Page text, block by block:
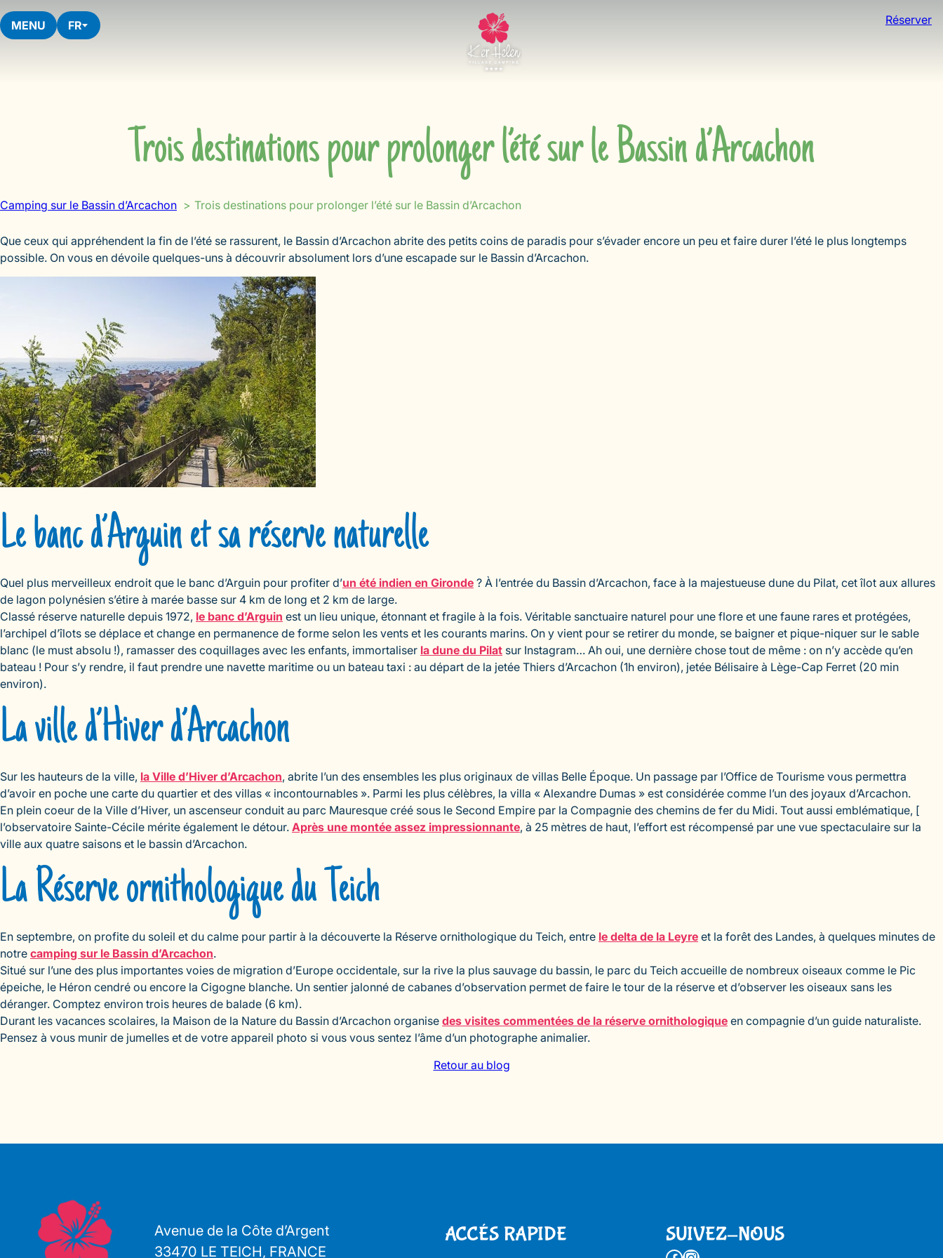
Aller
au
contenu
MENU FR Réserver
Trois destinations pour prolonger l’été sur le Bassin d’Arcachon
Camping sur le Bassin d’Arcachon Trois destinations pour prolonger l’été sur le Bassin d’Arcachon
Que ceux qui appréhendent la fin de l’été se rassurent, le Bassin d’Arcachon abrite des petits coins de paradis pour s’évader encore un peu et faire durer l’été le plus longtemps
possible. On vous en dévoile quelques-uns à découvrir absolument lors d’une escapade sur le Bassin d’Arcachon.
Le banc d’Arguin et sa réserve naturelle
Quel plus merveilleux endroit que le banc d’Arguin pour profiter d’un été indien en Gironde ? À l’entrée du Bassin d’Arcachon, face à la majestueuse dune du Pilat, cet îlot aux allures
de lagon polynésien s’étire à marée basse sur 4 km de long et 2 km de large.
Classé réserve naturelle depuis 1972, le banc d’Arguin est un lieu unique, étonnant et fragile à la fois. Véritable sanctuaire naturel pour une flore et une faune rares et protégées,
l’archipel d’îlots se déplace et change en permanence de forme selon les vents et les courants marins. On y vient pour se retirer du monde, se baigner et pique-niquer sur le sable
blanc (le must absolu !), ramasser des coquillages avec les enfants, immortaliser la dune du Pilat sur Instagram… Ah oui, une dernière chose tout de même : on n’y accède qu’en
bateau ! Pour s’y rendre, il faut prendre une navette maritime ou un bateau taxi : au départ de la jetée Thiers d’Arcachon (1h environ), jetée Bélisaire à Lège-Cap Ferret (20 min
environ).
La ville d’Hiver d’Arcachon
Sur les hauteurs de la ville, la Ville d’Hiver d’Arcachon, abrite l’un des ensembles les plus originaux de villas Belle Époque. Un passage par l’Office de Tourisme vous permettra
d’avoir en poche une carte du quartier et des villas « incontournables ». Parmi les plus célèbres, la villa « Alexandre Dumas » est considérée comme l’un des joyaux d’Arcachon.
En plein coeur de la Ville d’Hiver, un ascenseur conduit au parc Mauresque créé sous le Second Empire par la Compagnie des chemins de fer du Midi. Tout aussi emblématique, [
l’observatoire Sainte-Cécile mérite également le détour. Après une montée assez impressionnante, à 25 mètres de haut, l’effort est récompensé par une vue spectaculaire sur la
ville aux quatre saisons et le bassin d’Arcachon.
La Réserve ornithologique du Teich
En septembre, on profite du soleil et du calme pour partir à la découverte la Réserve ornithologique du Teich, entre le delta de la Leyre et la forêt des Landes, à quelques minutes de
notre camping sur le Bassin d’Arcachon.
Situé sur l’une des plus importantes voies de migration d’Europe occidentale, sur la rive la plus sauvage du bassin, le parc du Teich accueille de nombreux oiseaux comme le Pic
épeiche, le Héron cendré ou encore la Cigogne blanche. Un sentier jalonné de cabanes d’observation permet de faire le tour de la réserve et d’observer les oiseaux sans les
déranger. Comptez environ trois heures de balade (6 km).
Durant les vacances scolaires, la Maison de la Nature du Bassin d’Arcachon organise des visites commentées de la réserve ornithologique en compagnie d’un guide naturaliste.
Pensez à vous munir de jumelles et de votre appareil photo si vous vous sentez l’âme d’un photographe animalier.
Retour au blog
Avenue de la Côte d’Argent
33470 LE TEICH, FRANCE
ACCÉS RAPIDE SUIVEZ-NOUS